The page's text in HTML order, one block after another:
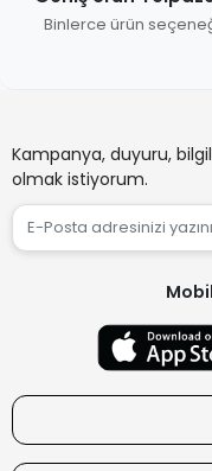
Binlerce ürün
Kampanya, duyuru,
olmak istiyorum.